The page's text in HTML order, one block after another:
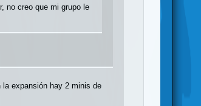
no creo que mi grupo le
expansión hay 2 minis de